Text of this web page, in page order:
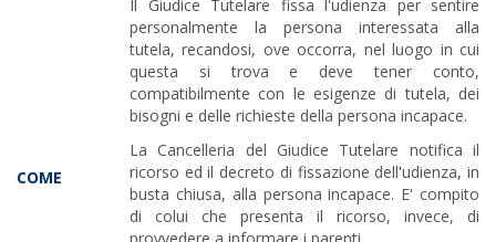
COME
Il Giudice Tutelare fissa l'udienza per sentire
personalmente la persona interessata alla
tutela, recandosi, ove occorra, nel luogo in cui
questa si trova e deve tener conto,
compatibilmente con le esigenze di tutela, dei
bisogni e delle richieste della persona incapace.
La Cancelleria del Giudice Tutelare notifica il
ricorso ed il decreto di fissazione dell'udienza, in
busta chiusa, alla persona incapace. E' compito
di colui che presenta il ricorso, invece, di
provvedere a informare i parenti.